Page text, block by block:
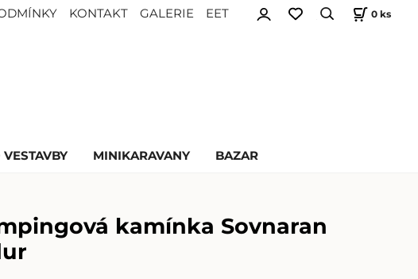
KONTAKT GALERIE EET 0 ks
MINIKARAVANY BAZAR
kamínka Sovnaran